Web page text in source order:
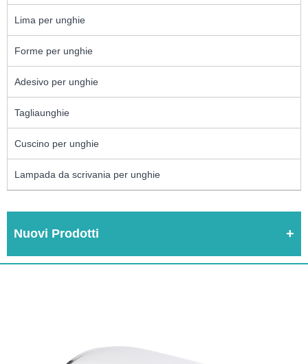
Lima per unghie
Forme per unghie
Adesivo per unghie
Tagliaunghie
Cuscino per unghie
Lampada da scrivania per unghie
Nuovi Prodotti